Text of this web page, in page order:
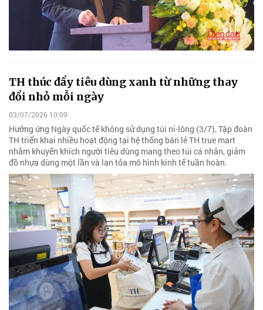
TH thúc đẩy tiêu dùng xanh từ những thay
đổi nhỏ mỗi ngày
03/07/2026 10:09
Hưởng ứng Ngày quốc tế không sử dụng túi ni-lông (3/7), Tập đoàn
TH triển khai nhiều hoạt động tại hệ thống bán lẻ TH true mart
nhằm khuyến khích người tiêu dùng mang theo túi cá nhân, giảm
đồ nhựa dùng một lần và lan tỏa mô hình kinh tế tuần hoàn.